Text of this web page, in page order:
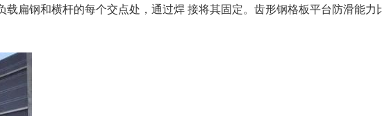
扁钢和横杆的每个交点处，通过焊 接将其固定。齿形钢格板平台防滑能力